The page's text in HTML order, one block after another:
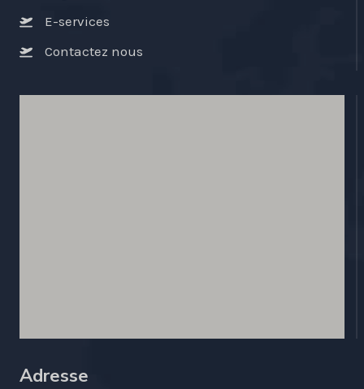
E-services
Contactez nous
Adresse